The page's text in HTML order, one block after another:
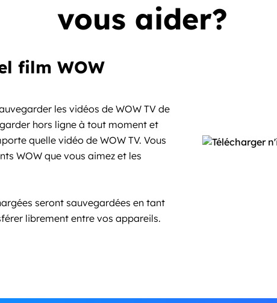
vous aider?
film WOW
les vidéos de WOW TV de
hors ligne à tout moment et
quelle vidéo de WOW TV. Vous
WOW que vous aimez et les
seront sauvegardées en tant
librement entre vos appareils.